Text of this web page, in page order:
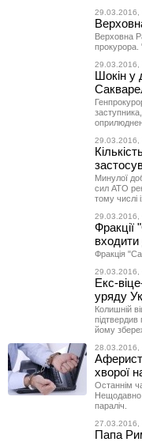
29.03.2016,
Верховна
прокурора.
29.03.2016,
Шокін у
29.03.2016,
Минулої
сил АТО
тому числі
29.03.2016,
Фракції
входити
Фракція
29.03.2016,
Екс-
уряду
Колишній
йому
28.03.2016,
Аферист
хворої
Останнім
Нещодавно
параліч.
27.03.2016,
Папа